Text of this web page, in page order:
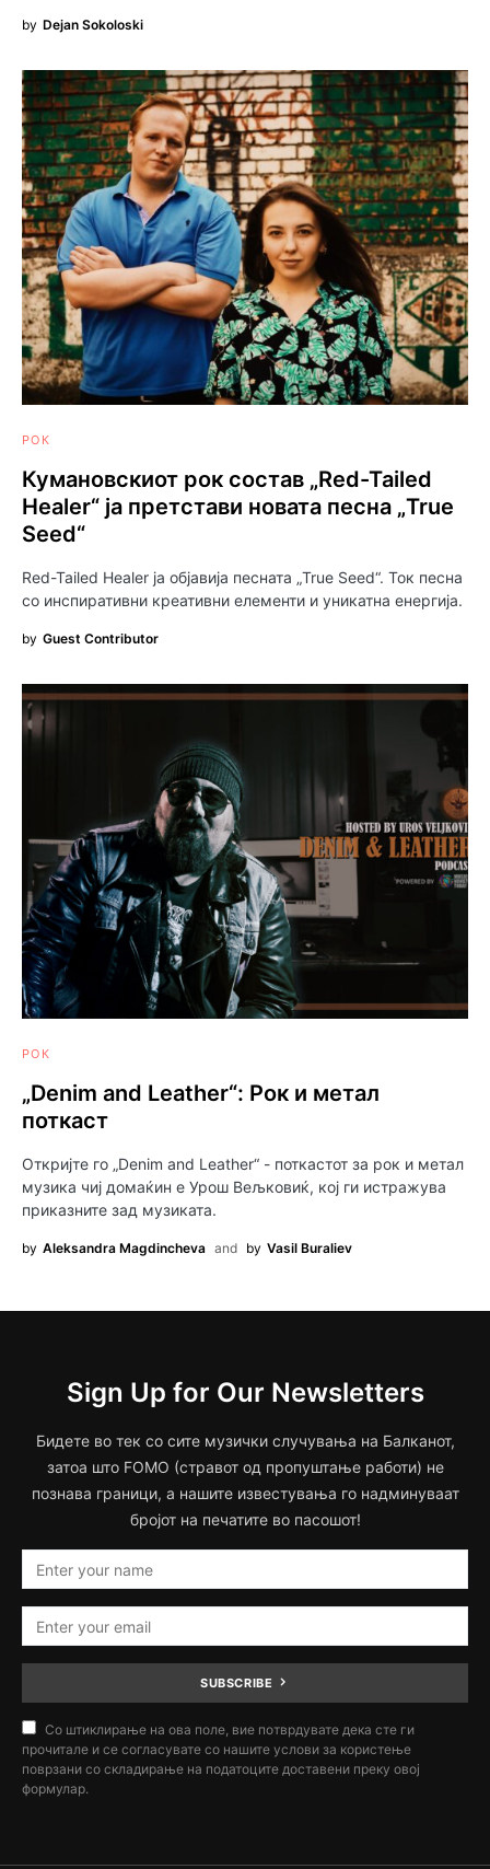
by Dejan Sokoloski
РОК
Кумановскиот рок состав „Red-Tailed
Healer“ ја претстави новата песна „True
Seed“
Red-Tailed Healer ја објавија песната „True Seed“. Ток песна
со инспиративни креативни елементи и уникатна енергија.
by Guest Contributor
РОК
„Denim and Leather“: Рок и метал
поткаст
Откријте го „Denim and Leather“ - поткастот за рок и метал
музика чиј домаќин е Урош Вељковиќ, кој ги истражува
приказните зад музиката.
by Aleksandra Magdincheva and by Vasil Buraliev
Sign Up for Our Newsletters
Бидете во тек со сите музички случувања на Балканот,
затоа што FOMO (стравот од пропуштање работи) не
познава граници, а нашите известувања го надминуваат
бројот на печатите во пасошот!
SUBSCRIBE
Со штиклирање на ова поле, вие потврдувате дека сте ги
прочитале и се согласувате со нашите услови за користење
поврзани со складирање на податоците доставени преку овој
формулар.